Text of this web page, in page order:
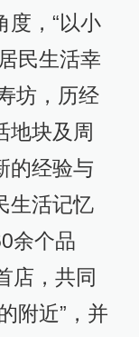
度，“以小
民生活幸
坊，历经
地块及周
的经验与
生活记忆
余个品
店，共同
附近”，并